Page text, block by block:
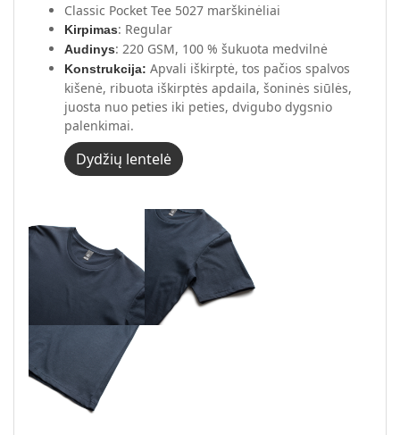
Classic Pocket Tee 5027 marškinėliai
Kirpimas: Regular
Audinys: 220 GSM, 100 % šukuota medvilnė
Konstrukcija: Apvali iškirptė, tos pačios spalvos
kišenė, ribuota iškirptės apdaila, šoninės siūlės,
juosta nuo peties iki peties, dvigubo dygsnio
palenkimai.
Dydžių lentelė